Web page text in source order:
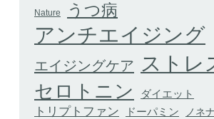
Nature うつ病
アンチエイジング
エイジングケア ストレ
セロトニン ダイエット
トリプトファン ドーパミン ノネ